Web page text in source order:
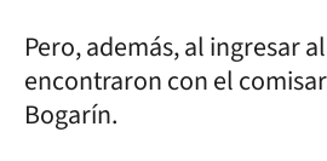
Pero, además, al ingresar
encontraron con el
Bogarín.